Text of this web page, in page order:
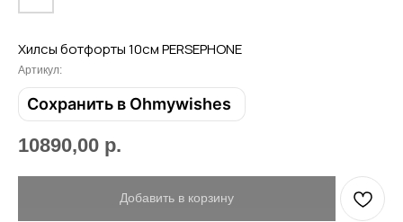
Привет! Дарим тебе -10% на первую
покупку! Подпишись на нашу рассылку
Хилсы ботфорты 10см PERSEPHONE
Артикул:
Сохранить в Ohmywishes
10890,00 р.
Добавить в корзину